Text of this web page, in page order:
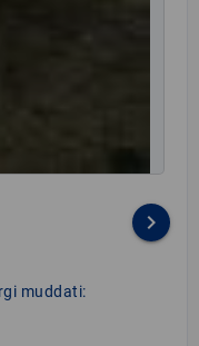
keyboard_arrow_right
muddati: